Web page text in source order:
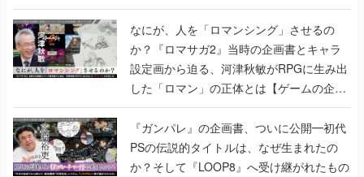
書】
なにが、人を「ロマンシング」させるの
か？『ロマサガ2』当時の企画書とキャラ
設定画から迫る、河津秋敏がRPGに生み出
した「ロマン」の正体とは【ゲームの企画
書】
『ガンパレ』の企画書、ついに公開━初代
PSの伝説的タイトルは、なぜ生まれたの
か？そして『LOOP8』へ受け継がれたもの